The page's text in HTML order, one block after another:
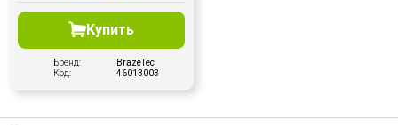
Купить
Бренд:
Код:
BrazeTec
46013003